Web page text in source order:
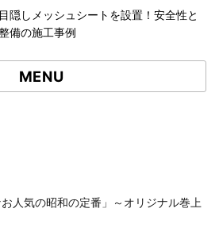
隠しメッシュシートを設置！安全性と
備の施工事例
MENU
人気の昭和の定番」～オリジナル巻上